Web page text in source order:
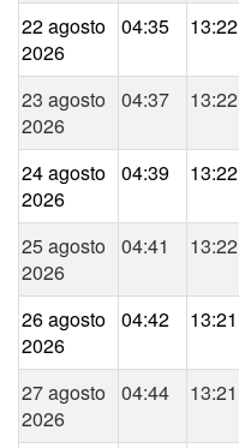
22 agosto
2026
04:35 13:22
23 agosto
2026
04:37 13:22
24 agosto
2026
04:39 13:22
25 agosto
2026
04:41 13:22
26 agosto
2026
04:42 13:21
27 agosto
2026
04:44 13:21